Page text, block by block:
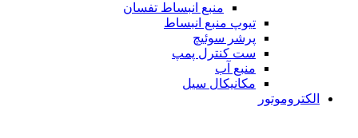
منبع انبساط تفسان
تیوپ منبع انبساط
پرشر سوئیچ
ست کنترل پمپ
منبع آب
مکانیکال سیل
الکتروموتور